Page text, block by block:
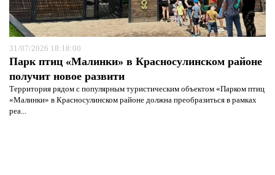
31/07/2026 18:18:00
Парк птиц «Малинки» в Красносулинском районе
получит новое развити
Территория рядом с популярным туристическим объектом «Парком птиц
«Малинки» в Красносулинском районе должна преобразиться в рамках
реа...